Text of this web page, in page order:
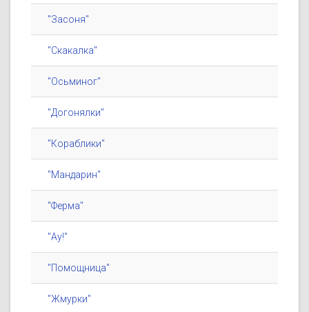
"Засоня"
"Скакалка"
"Осьминог"
"Догонялки"
"Кораблики"
"Мандарин"
"Ферма"
"Ау!"
"Помощница"
"Жмурки"